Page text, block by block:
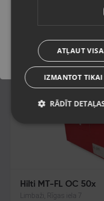
Stāvoklis Lietots (Garantija
15.00€
Hilti MT-FL OC 50x
Limbaži, Rīgas iela 7
ATĻAUT
IZMANTOT
RĀDĪT